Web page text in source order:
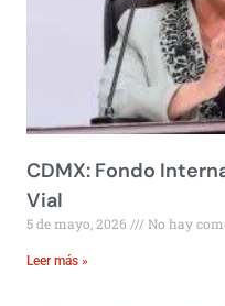
CDMX: Fondo
Vial
5 de mayo, 2026 No hay
Leer más »